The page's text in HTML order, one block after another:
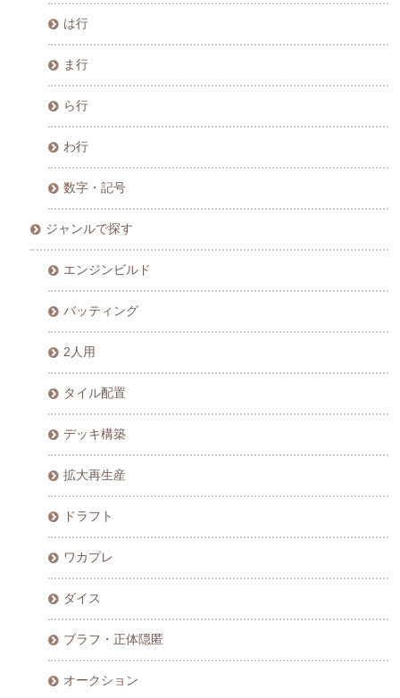
は行
ま行
ら行
わ行
数字・記号
ジャンルで探す
エンジンビルド
バッティング
2人用
タイル配置
デッキ構築
拡大再生産
ドラフト
ワカプレ
ダイス
ブラフ・正体隠匿
オークション